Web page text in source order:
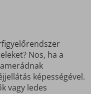
Nos, ha a
képességével.
vagy ledes